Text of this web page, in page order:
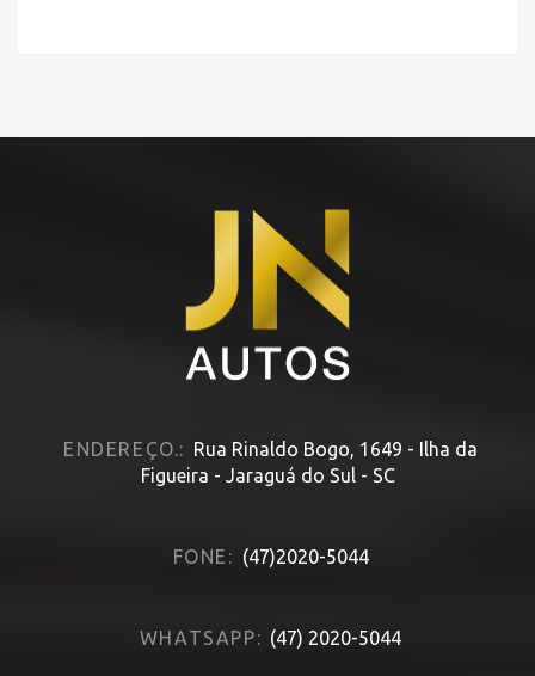
ENDEREÇO.: Rua Rinaldo Bogo, 1649 - Ilha da
Figueira - Jaraguá do Sul - SC
FONE: (47)2020-5044
WHATSAPP: (47) 2020-5044